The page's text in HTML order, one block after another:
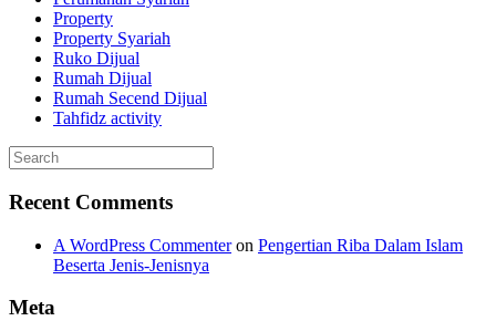
Property
Property Syariah
Ruko Dijual
Rumah Dijual
Rumah Secend Dijual
Tahfidz activity
Recent Comments
A WordPress Commenteron Pengertian Riba Dalam Islam
Beserta Jenis-Jenisnya
Meta